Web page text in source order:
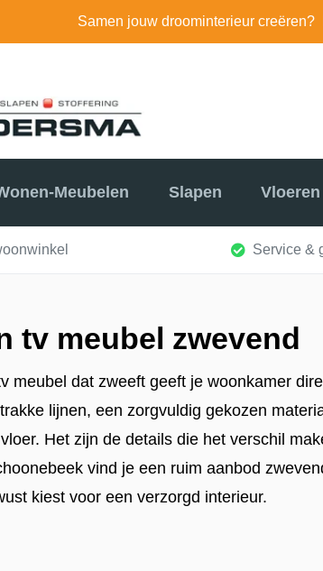
Samen jouw droominterieur creëren?
Meubelen Slapen Vloeren
Service &
tv meubel zwevend
meubel dat zweeft geeft je woonkamer
lijnen, een zorgvuldig gekozen
Het zijn de details die het verschil
vind je een ruim aanbod
kiest voor een verzorgd interieur.